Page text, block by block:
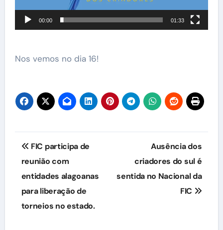
00:00 01:33
Nos vemos no dia 16!
Navegação
de
Post
FIC participa de
reunião com
entidades alagoanas
para liberação de
torneios no estado.
Ausência dos
criadores do sul é
sentida no Nacional da
FIC